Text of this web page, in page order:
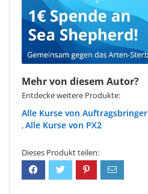
Mehr von diesem Autor?
Entdecke weitere Produkte:
Auftragsbringer
, PX2